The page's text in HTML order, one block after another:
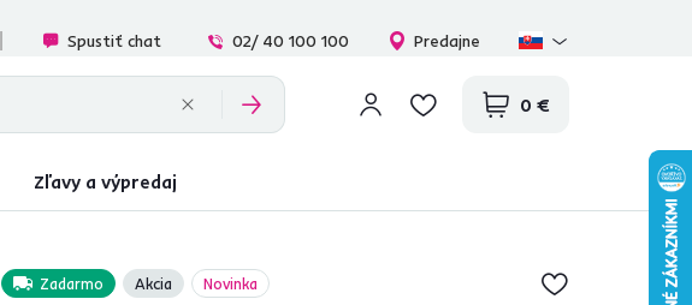
Spustiť chat 02/ 40 100 100 Predajne
0 €
Zľavy a výpredaj
Zadarmo Akcia Novinka